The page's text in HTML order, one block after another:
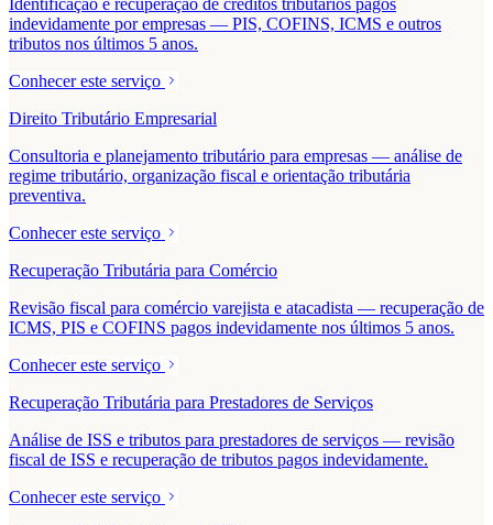
Identificação e recuperação de créditos tributários pagos
indevidamente por empresas — PIS, COFINS, ICMS e outros
tributos nos últimos 5 anos.
Conhecer este serviço
Direito Tributário Empresarial
Consultoria e planejamento tributário para empresas — análise de
regime tributário, organização fiscal e orientação tributária
preventiva.
Conhecer este serviço
Recuperação Tributária para Comércio
Revisão fiscal para comércio varejista e atacadista — recuperação de
ICMS, PIS e COFINS pagos indevidamente nos últimos 5 anos.
Conhecer este serviço
Recuperação Tributária para Prestadores de Serviços
Análise de ISS e tributos para prestadores de serviços — revisão
fiscal de ISS e recuperação de tributos pagos indevidamente.
Conhecer este serviço